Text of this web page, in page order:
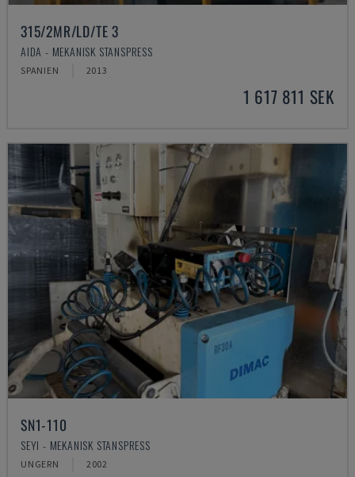
315/2MR/LD/TE 3
AIDA - MEKANISK STANSPRESS
SPANIEN 2013
1 617 811 SEK
SN1-110
SEYI - MEKANISK STANSPRESS
UNGERN 2002